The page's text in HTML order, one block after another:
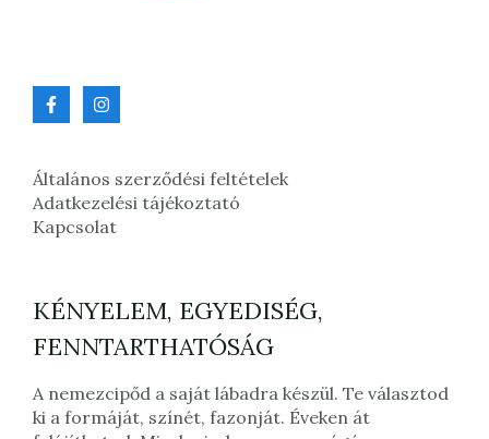
Általános szerződési feltételek
Adatkezelési tájékoztató
Kapcsolat
KÉNYELEM, EGYEDISÉG,
FENNTARTHATÓSÁG
A nemezcipőd a saját lábadra készül. Te választod
ki a formáját, színét, fazonját. Éveken át